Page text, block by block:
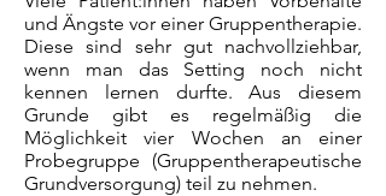
und Ängste vor einer Gruppentherapie.
Diese sind sehr gut nachvollziehbar,
wenn man das Setting noch nicht
kennen lernen durfte. Aus diesem
Grunde gibt es regelmäßig die
Möglichkeit vier Wochen an einer
Probegruppe (Gruppentherapeutische
Grundversorgung) teil zu nehmen.